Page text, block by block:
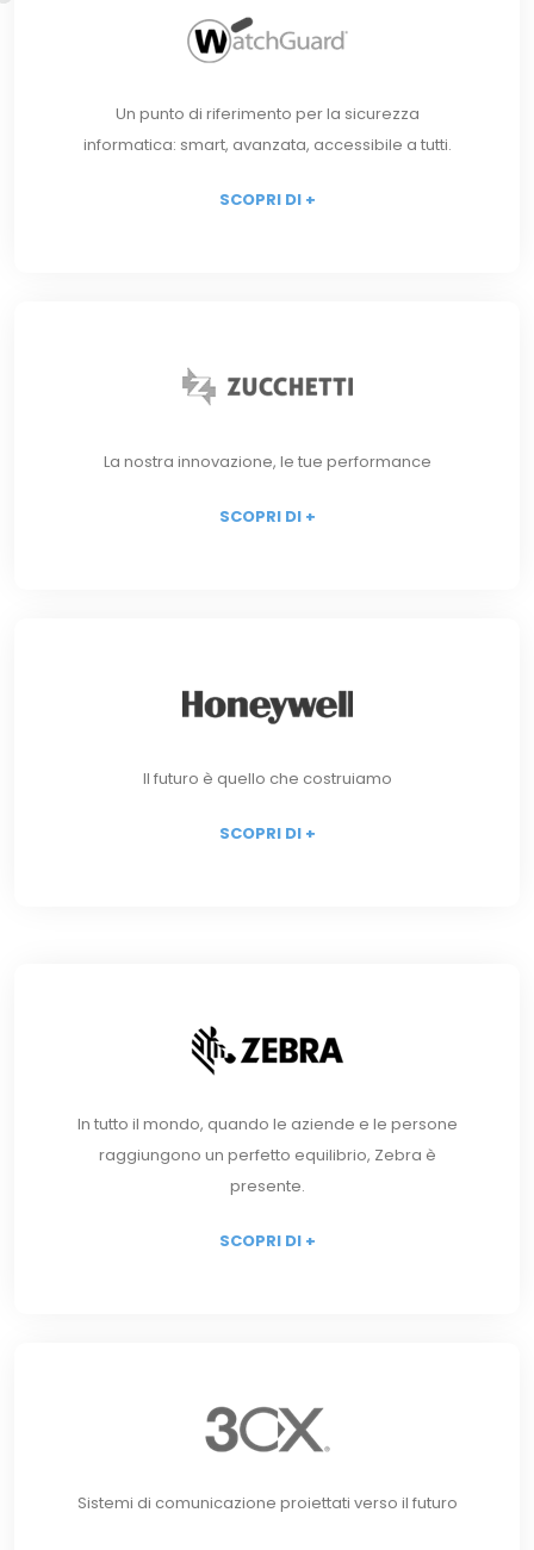
Un punto di riferimento per la sicurezza
informatica: smart, avanzata, accessibile a tutti.
SCOPRI DI +
La nostra innovazione, le tue performance
SCOPRI DI +
Il futuro è quello che costruiamo
SCOPRI DI +
In tutto il mondo, quando le aziende e le persone
raggiungono un perfetto equilibrio, Zebra è
presente.
SCOPRI DI +
Sistemi di comunicazione proiettati verso il futuro